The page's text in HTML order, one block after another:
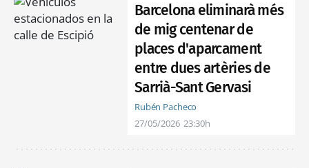
Barcelona eliminarà més
de mig centenar de
places d'aparcament
entre dues artèries de
Sarrià-Sant Gervasi
Rubén Pacheco
27/05/2026 23:30h